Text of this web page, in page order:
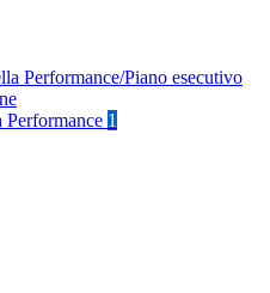
Performance/Piano esecutivo
Performance 1